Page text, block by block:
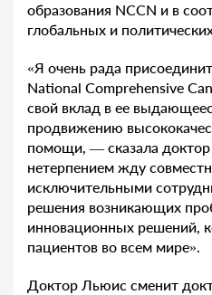
образования NCCN и в
глобальных и
«Я очень рада
National Comprehensive
свой вклад в ее
продвижению
помощи, — сказала
нетерпением жду
исключительными
решения возникающих
инновационных решений,
пациентов во всем мире».
Доктор Льюис сменит